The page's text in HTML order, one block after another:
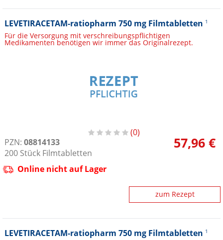
LEVETIRACETAM-ratiopharm 750 mg Filmtabletten 1
Für die Versorgung mit verschreibungspflichtigen
Medikamenten benötigen wir immer das Originalrezept.
0
PZN: 08814133
200 Stück Filmtabletten
57,96 €
Online nicht auf Lager
zum Rezept
LEVETIRACETAM-ratiopharm 750 mg Filmtabletten 1